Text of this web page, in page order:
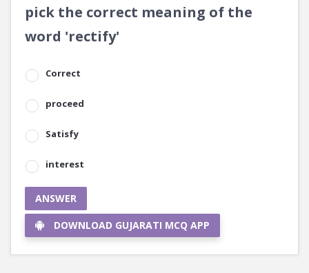
pick the correct meaning of the
word 'rectify'
Correct
proceed
Satisfy
interest
ANSWER
DOWNLOAD GUJARATI MCQ APP